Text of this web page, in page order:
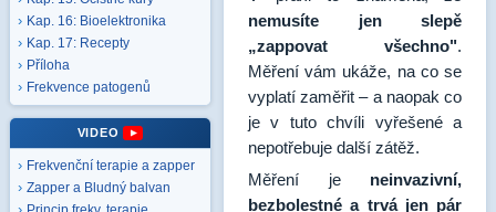
Kap. 16: Bioelektronika
Kap. 17: Recepty
Příloha
Frekvence patogenů
VIDEO
Frekvenční terapie a zapper
Zapper a Bludný balvan
nemusíte jen slepě
„zappovat všechno".
Měření vám ukáže, na co se
vyplatí zaměřit – a naopak co
je v tuto chvíli vyřešené a
nepotřebuje další zátěž.
Měření je neinvazivní,
bezbolestné a trvá jen pár